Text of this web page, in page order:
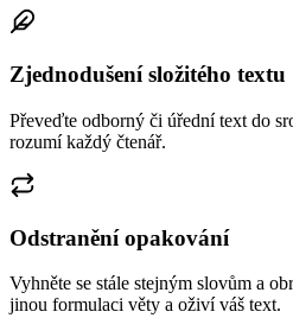
Zjednodušení složitého textu
Převeďte odborný či úřední text do
rozumí každý čtenář.
Odstranění opakování
Vyhněte se stále stejným slovům a
jinou formulaci věty a oživí váš text.